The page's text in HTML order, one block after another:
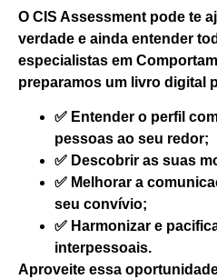
O CIS Assessment pode te
verdade e ainda entender
especialistas em
preparamos um livro digital
✅ Entender o perfil
pessoas ao seu redor;
✅ Descobrir as suas
✅ Melhorar a
seu convívio;
✅ Harmonizar e
interpessoais.
Aproveite essa